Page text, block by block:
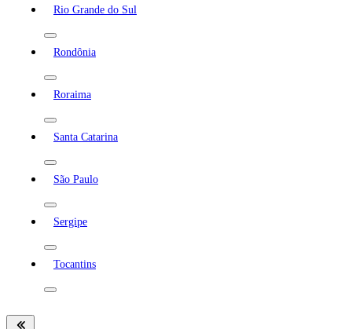
Rio Grande do Sul
Rondônia
Roraima
Santa Catarina
São Paulo
Sergipe
Tocantins